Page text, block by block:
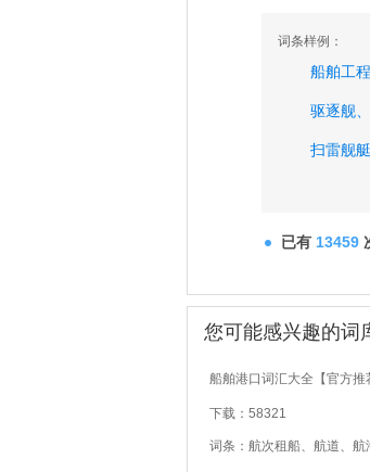
词条样例：
船舶工程
驱逐舰、
扫雷舰艇
已有 13459
您可能感兴趣的词
船舶港口词汇大全【官方推
下载：58321
词条：航次租船、航道、航